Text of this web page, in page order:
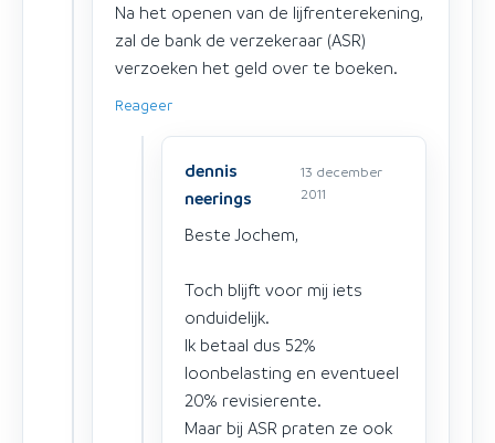
Na het openen van de lijfrenterekening,
zal de bank de verzekeraar (ASR)
verzoeken het geld over te boeken.
Reageer
dennis
neerings
13 december
2011
Beste Jochem,
Toch blijft voor mij iets
onduidelijk.
Ik betaal dus 52%
loonbelasting en eventueel
20% revisierente.
Maar bij ASR praten ze ook